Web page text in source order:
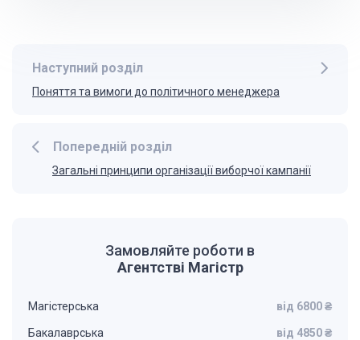
Попередній розділ
Загальні принципи організації виборчої кампанії
Наступний розділ
Поняття та вимоги до політичного менеджера
Замовляйте роботи в
Агентстві Магістр
Магістерська від 6800 ₴
Бакалаврська від 4850 ₴